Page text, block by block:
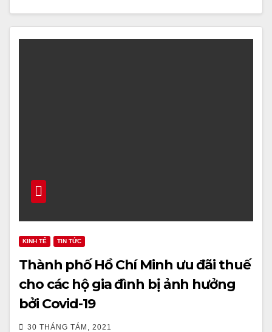
KINH TẾ TIN TỨC
Thành phố Hồ Chí Minh ưu đãi thuế
cho các hộ gia đình bị ảnh hưởng
bởi Covid-19
30 THÁNG TÁM, 2021